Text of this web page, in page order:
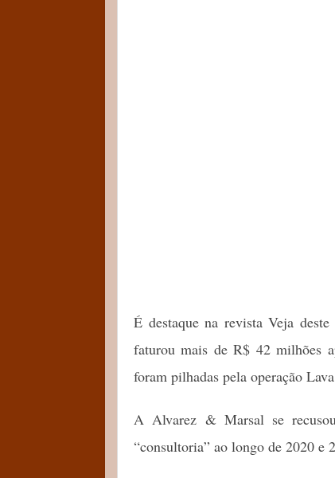
É destaque na revista Veja
faturou mais de R$ 42 milhões
foram pilhadas pela operação
A Alvarez & Marsal se
“consultoria” ao longo de 2020 e